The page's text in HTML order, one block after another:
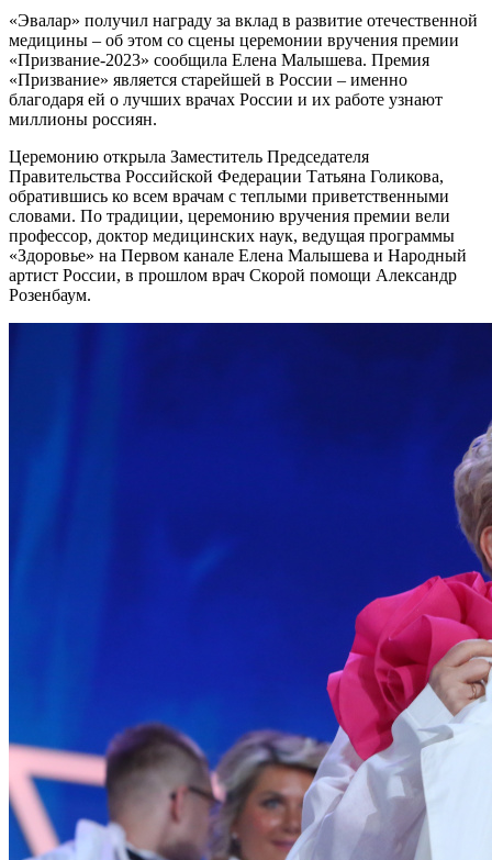
«Эвалар» получил награду за вклад в развитие отечественной
медицины – об этом со сцены церемонии вручения премии
«Призвание‑2023» сообщила Елена Малышева. Премия
«Призвание» является старейшей в России – именно
благодаря ей о лучших врачах России и их работе узнают
миллионы россиян.
Церемонию открыла Заместитель Председателя
Правительства Российской Федерации Татьяна Голикова,
обратившись ко всем врачам с теплыми приветственными
словами. По традиции, церемонию вручения премии вели
профессор, доктор медицинских наук, ведущая программы
«Здоровье» на Первом канале Елена Малышева и Народный
артист России, в прошлом врач Скорой помощи Александр
Розенбаум.